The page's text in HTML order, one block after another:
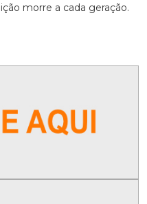
morre a cada geração.